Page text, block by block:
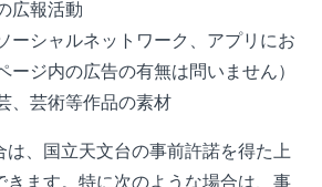
広報活動
ーシャルネットワーク、アプリにお
ージ内の広告の有無は問いません）
、芸術等作品の素材
は、国立天文台の事前許諾を得た上
きます。特に次のような場合は、事